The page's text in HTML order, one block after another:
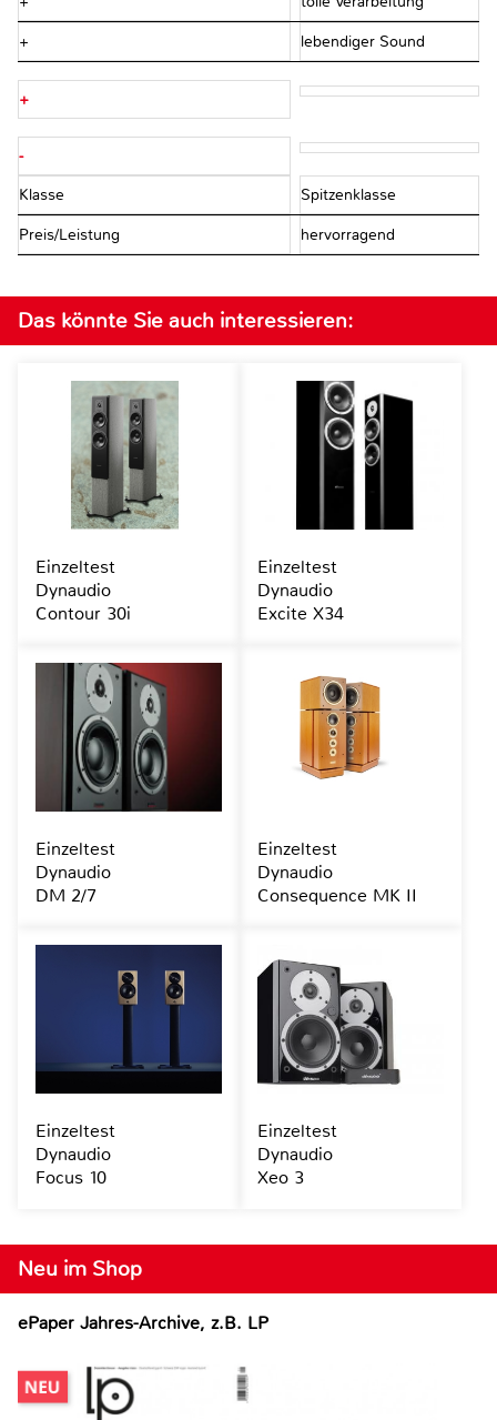
+ lebendiger Sound
+
-
Klasse Spitzenklasse
Preis/Leistung hervorragend
Neu im Shop
ePaper Jahres-Archive, z.B. LP
Das könnte Sie auch interessieren:
Einzeltest
Dynaudio
Contour 30i
Einzeltest
Dynaudio
Excite X34
Einzeltest
Dynaudio
DM 2/7
Einzeltest
Dynaudio
Consequence MK II
Einzeltest
Dynaudio
Focus 10
Einzeltest
Dynaudio
Xeo 3